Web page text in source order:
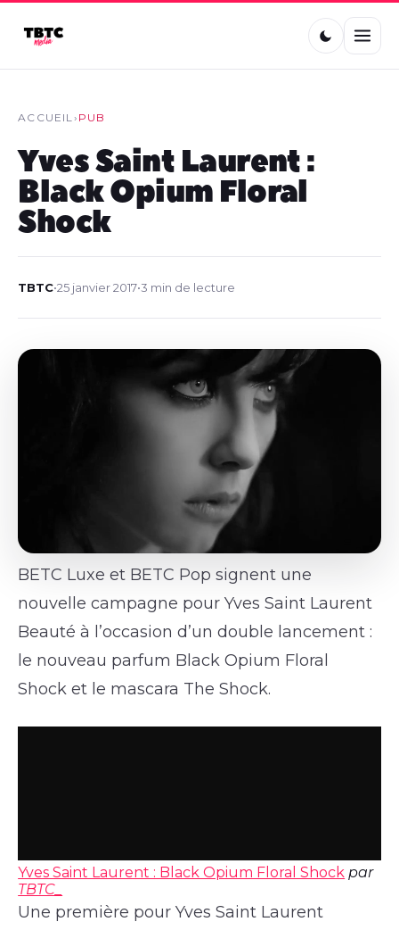
ACCUEIL› PUB
Yves Saint Laurent :
Black Opium Floral
Shock
TBTC•25 janvier 2017•3 min de lecture
BETC Luxe et BETC Pop signent une
nouvelle campagne pour Yves Saint Laurent
Beauté à l’occasion d’un double lancement :
le nouveau parfum Black Opium Floral
Shock et le mascara The Shock.
Yves Saint Laurent : Black Opium Floral Shock par
TBTC_
Une première pour Yves Saint Laurent